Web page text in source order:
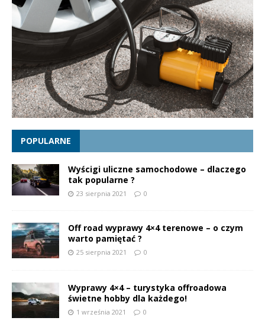
POPULARNE
Wyścigi uliczne samochodowe – dlaczego
tak popularne ?
23 sierpnia 2021 0
Off road wyprawy 4×4 terenowe – o czym
warto pamiętać ?
25 sierpnia 2021 0
Wyprawy 4×4 – turystyka offroadowa
świetne hobby dla każdego!
1 września 2021 0